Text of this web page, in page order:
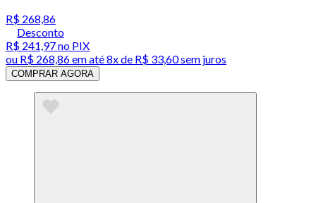
R$ 268,86
Desconto
R$ 241,97no PIX
ou R$ 268,86em até8x de R$ 33,60 sem juros
COMPRAR AGORA